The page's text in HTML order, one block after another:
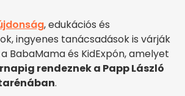
, edukációs és
ingyenes tanácsadások is várják
BabaMama és KidExpón, amelyet
rendeznek a Papp László
.